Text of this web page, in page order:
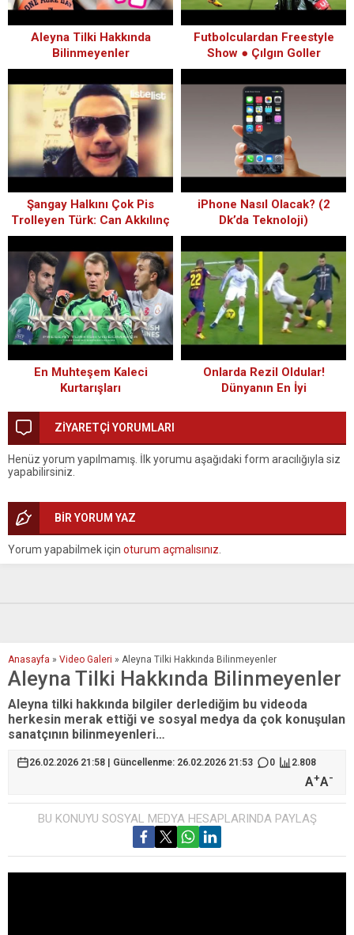
Aleyna Tilki Hakkında
Bilinmeyenler
Futbolculardan Freestyle
Show ● Çılgın Goller
Şangay Halkını Çok Pis
Trolleyen Türk: Can Akkılınç
(Canjevo) – ListeList.com
iPhone Nasıl Olacak? (2
Dk’da Teknoloji)
En Muhteşem Kaleci
Kurtarışları
Onlarda Rezil Oldular!
Dünyanın En İyi
ZİYARETÇİ YORUMLARI
Henüz yorum yapılmamış. İlk yorumu aşağıdaki form aracılığıyla siz
yapabilirsiniz.
BİR YORUM YAZ
Yorum yapabilmek için oturum açmalısınız
Anasayfa » Video Galeri » Aleyna Tilki Hakkında Bilinmeyenler
Aleyna Tilki Hakkında Bilinmeyenler
Aleyna tilki hakkında bilgiler derlediğim bu videoda
herkesin merak ettiği ve sosyal medya da çok konuşulan
sanatçının bilinmeyenleri…
26.02.2026 21:58 | Güncellenme: 26.02.2026 21:53 0 2.808
A+A-
BU KONUYU SOSYAL MEDYA HESAPLARINDA PAYLAŞ